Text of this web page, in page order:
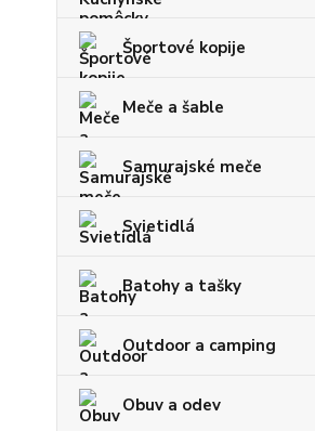
Športové kopije
Meče a šable
Samurajské meče
Svietidlá
Batohy a tašky
Outdoor a camping
Obuv a odev